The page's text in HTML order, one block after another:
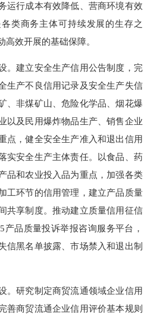
运行成本有效降低、营商环境有效
类商务主体可持续发展的生存之
高效开展的基础保障。
建立安全生产信用公告制度，完
生产不良信用记录及安全生产失信
、非煤矿山、危险化学品、烟花爆
以及民用爆炸物品生产、销售企业
点，健全安全生产准入和退出信用
实安全生产主体责任。以食品、药
品和农业投入品为重点，加强各类
工环节的信用管理，建立产品质量
共享制度。推动建立质量信用征信
产品质量投诉举报咨询服务平台，
信黑名单披露、市场禁入和退出制
研究制定商贸流通领域企业信用
善商贸流通企业信用评价基本规则